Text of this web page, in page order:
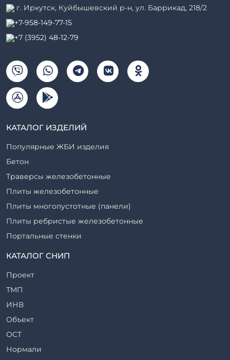
г. Иркутск, Куйбышевский р-н, ул. Баррикад, 218/2
+7-958-149-77-15
+7 (3952) 48-12-79
КАТАЛОГ ИЗДЕЛИЙ
Популярные ЖБИ изделия
Бетон
Траверсы железобетонные
Плиты железобетонные
Плиты многопустотные (панели)
Плиты ребристые железобетонные
Портальные стенки
Прогоны железобетонные
Ригели железобетонные
Сваи железобетонные
Стеновые блоки
Стойки железобетонные
Столбы железобетонные
Закладные детали
КАТАЛОГ СНИП
Проект
ТМП
ИНВ
Объект
ОСТ
Нормали